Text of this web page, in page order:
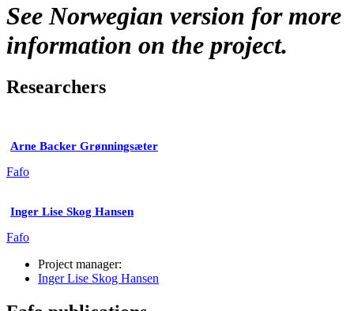
See Norwegian version for more
information on the project.
Researchers
Arne Backer Grønningsæter
Fafo
Inger Lise Skog Hansen
Fafo
Project manager:
Inger Lise Skog Hansen